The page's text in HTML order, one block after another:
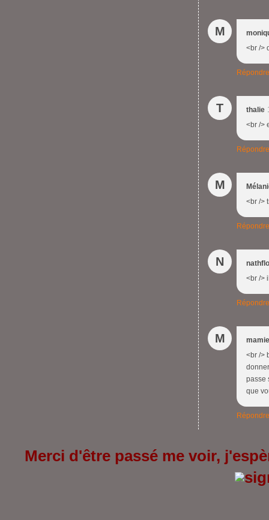
M
<br />
Répondre
T thalie
<br />
Répondre
M
<br />
Répondre
N
nathflo
<br />
Répondre
M
<br />
passe
que
Répondre
Merci d'être passé me voir,